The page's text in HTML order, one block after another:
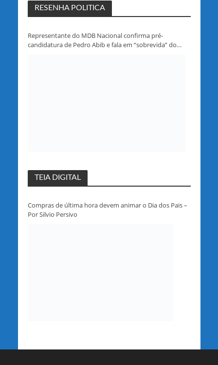
RESENHA POLITICA
Representante do MDB Nacional confirma pré-
candidatura de Pedro Abib e fala em “sobrevida” do
TEIA DIGITAL
Compras de última hora devem animar o Dia dos Pais –
Por Silvio Persivo